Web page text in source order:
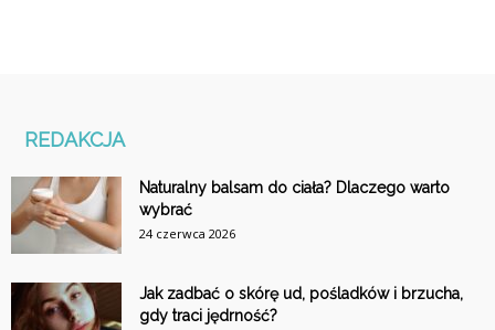
REDAKCJA
Naturalny balsam do ciała? Dlaczego warto
wybrać
24 czerwca 2026
Jak zadbać o skórę ud, pośladków i brzucha,
gdy traci jędrność?